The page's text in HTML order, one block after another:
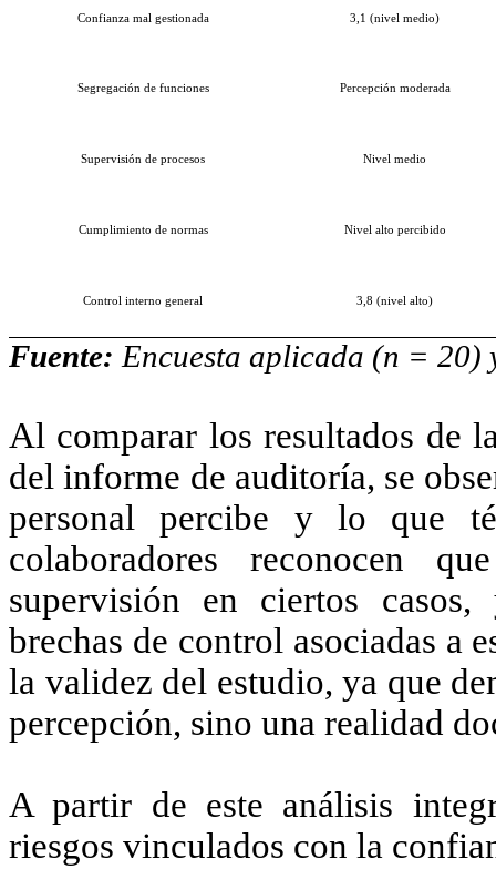
Confianza mal gestionada 3,1 (nivel medio)
Segregación de funciones Percepción moderada
Supervisión de procesos Nivel medio
Cumplimiento de normas Nivel alto percibido
Control interno general 3,8 (nivel alto)
Fuente: Encuesta aplicada (n =
Al comparar los resultados de
del informe de auditoría, se
personal percibe y lo que
colaboradores reconocen
supervisión en ciertos
brechas de control asociadas a
la validez del estudio, ya que
percepción, sino una realidad
A partir de este análisis
riesgos vinculados con la